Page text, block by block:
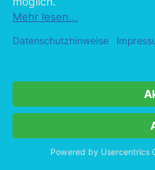
37Vgl. ebd., S. 16.
38Eickelpasch,